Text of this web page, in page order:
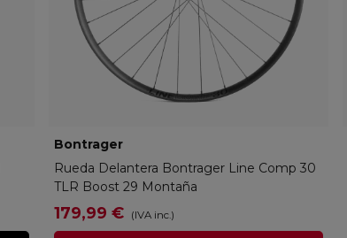
Bontrager
Rueda Delantera Bontrager Line Comp 30
TLR Boost 29 Montaña
179,99 € (IVA inc.)